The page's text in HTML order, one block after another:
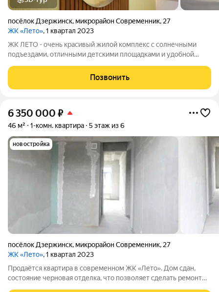
посёлок Дзержинск, микрорайон Современник, 27
ЖК «Лето», 1 квартал 2023
ЖК ЛЕТО - очень красивый жилой комплекс с солнечными
подъездами, отличными детскими площадками и удобной
подобрать квартиру любой площади от небольшой
однокомнатной - 33,67 кв. м. до большой
Позвонить
6 350 000 ₽
46 м² 1-комн. квартира 5 этаж из 6
новостройка
посёлок Дзержинск, микрорайон Современник, 27
ЖК «Лето», 1 квартал 2023
Продаётся квартира в современном ЖК «Лето». Дом сдан,
состояние черновая отделка, что позволяет сделать ремонт